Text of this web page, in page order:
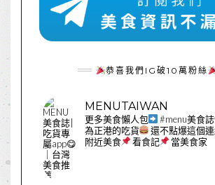
恭喜我們IG破10萬粉絲
MENUTAIWAN
更多美食懶人包 #menu美食
為正港的吃貨
還不點爆這個
附近美食
看食記 當美食家